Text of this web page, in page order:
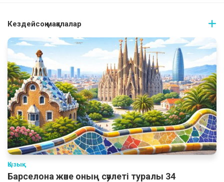
Кездейсоқ мақалалар
Қызық
Барселона және оның сәулеті туралы 34